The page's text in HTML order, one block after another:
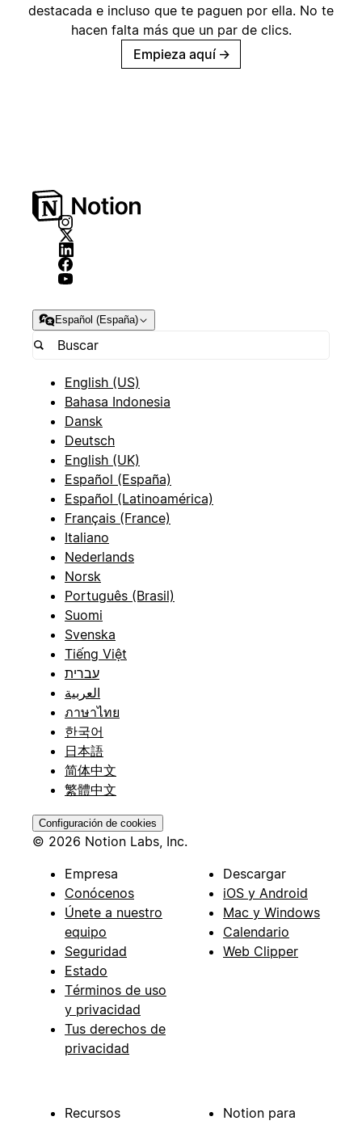
destacada e incluso que te paguen por ella. No te
hacen falta más que un par de clics.
Empieza aquí →
Español (España)
English (US)
Bahasa Indonesia
Dansk
Deutsch
English (UK)
Español (España)
Español (Latinoamérica)
Français (France)
Italiano
Nederlands
Norsk
Português (Brasil)
Suomi
Svenska
Tiếng Việt
עברית
العربية
ภาษาไทย
한국어
日本語
简体中文
繁體中文
Configuración de cookies
© 2026 Notion Labs, Inc.
Empresa
Conócenos
Únete a nuestro
equipo
Seguridad
Estado
Términos de uso
y privacidad
Tus derechos de
privacidad
Descargar
iOS y Android
Mac y Windows
Calendario
Web Clipper
Recursos
Notion para